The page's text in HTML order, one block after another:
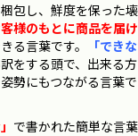
包し、鮮度を保った壊
客様のもとに商品を届け
る言葉です。
「できな
をする頭で、出来る方
勢にもつながる言葉で
で書かれた簡単な言葉